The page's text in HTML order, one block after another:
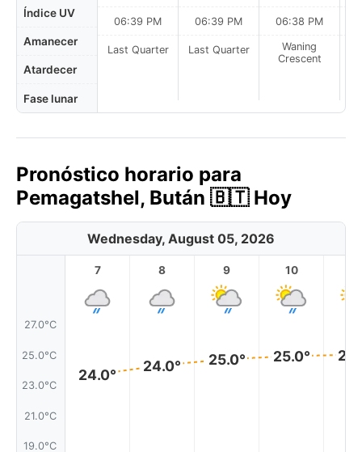
Índice UV
Amanecer
Atardecer
Fase lunar
06:39 PM
Last Quarter
06:39 PM
Last Quarter
06:38 PM
Waning
Crescent
Pronóstico horario para
Pemagatshel, Bután 🇧🇹 Hoy
Wednesday, August 05, 2026
27.0°C
25.0°C
23.0°C
21.0°C
19.0°C
7
24.0°
8
24.0°
9
25.0°
10
25.0°